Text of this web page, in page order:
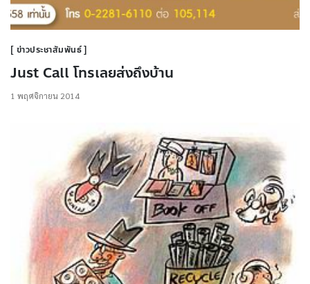
ข่าวประชาสัมพันธ์
Just Call โทรเลยส่งถึงบ้าน
1 พฤศจิกายน 2014